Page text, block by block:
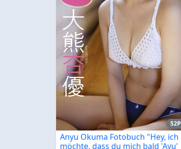
52P
Anyu Okuma Fotobuch "Hey, ich
möchte, dass du mich bald 'Ayu'